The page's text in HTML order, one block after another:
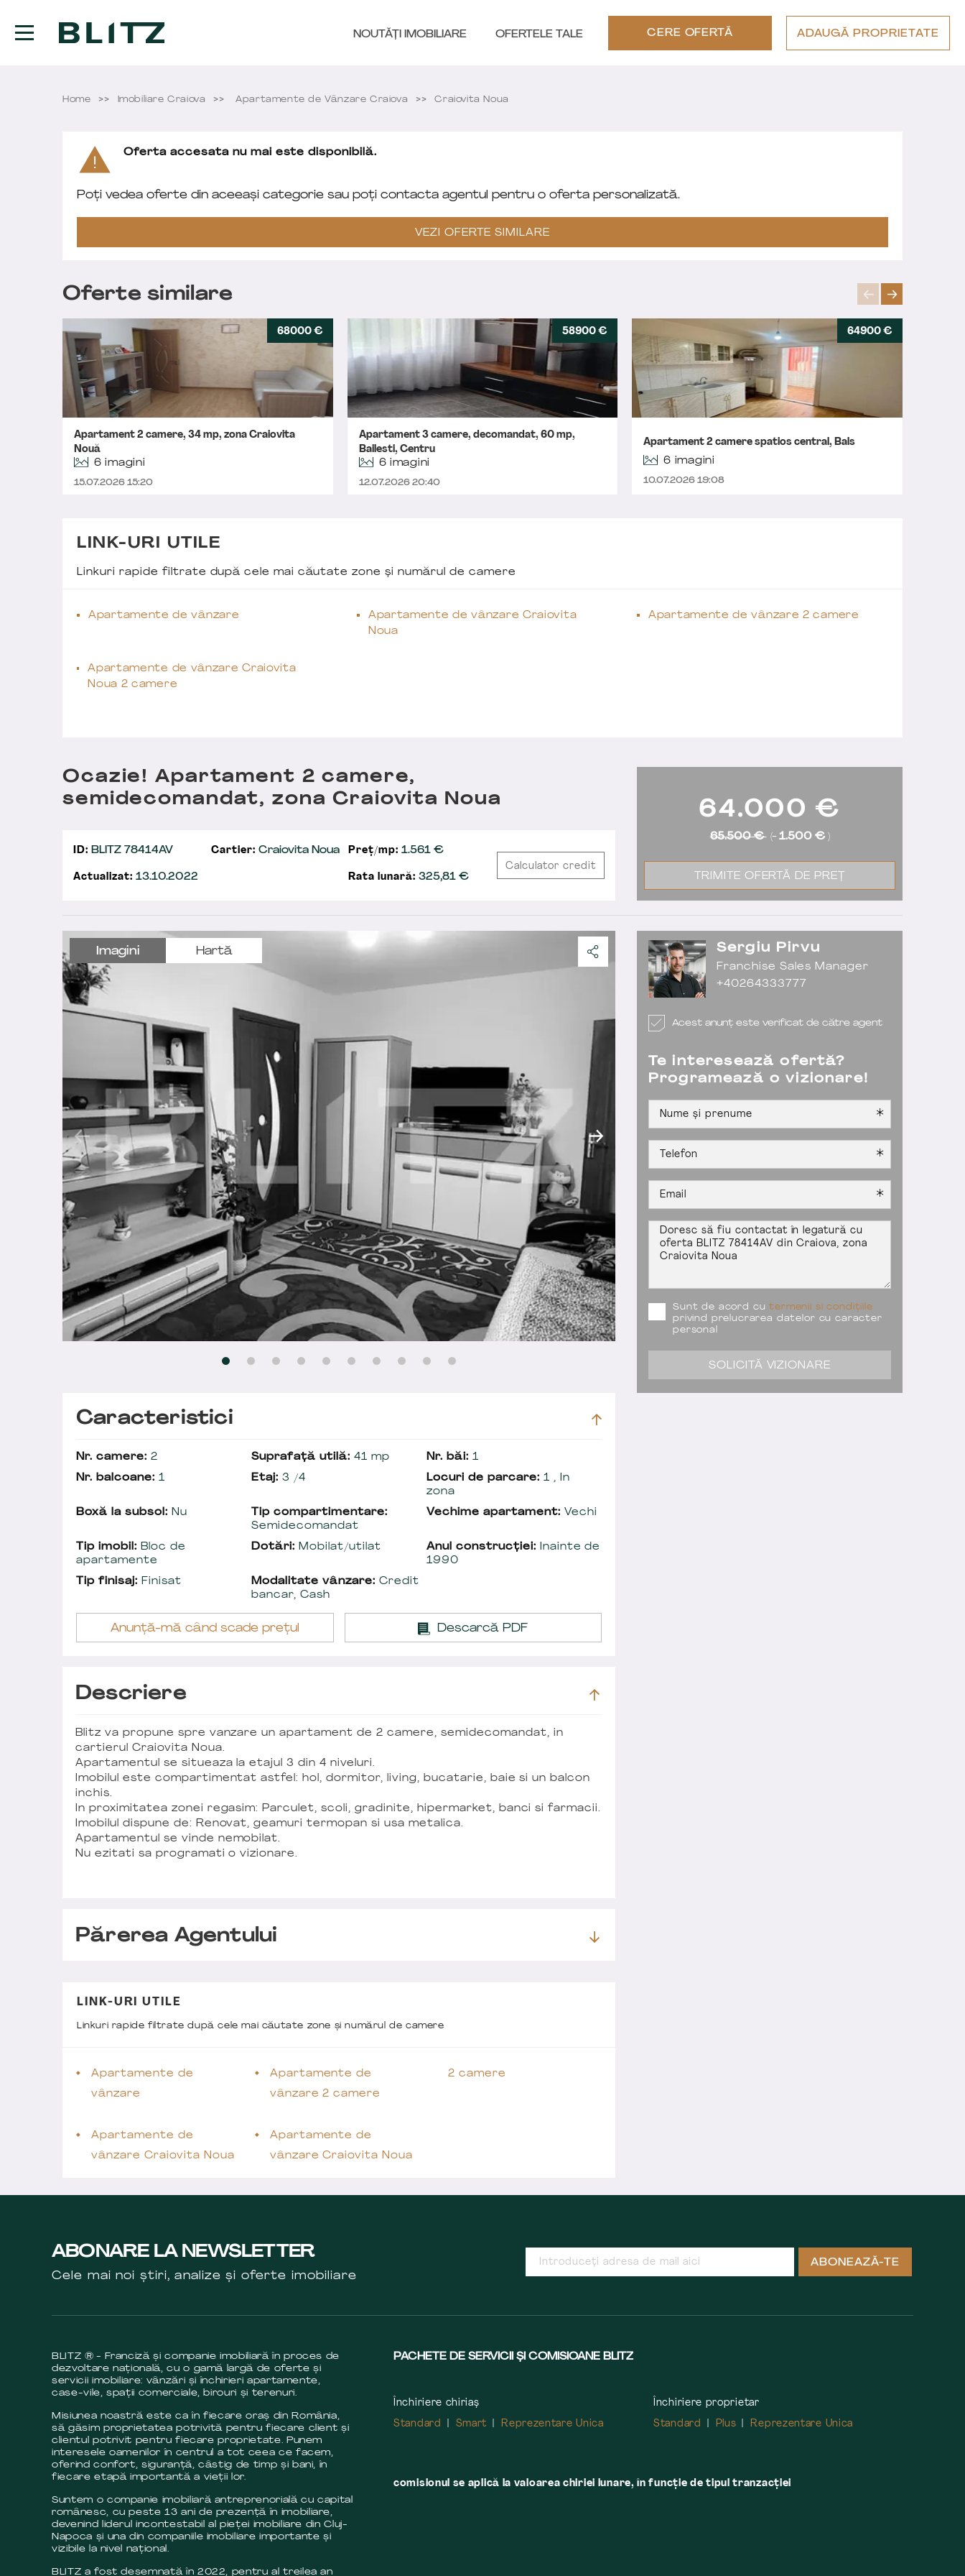
NOUTĂȚI IMOBILIARE OFERTELE TALE CERE OFERTĂ ADAUGĂ PROPRIETATE
Home Imobiliare Craiova Apartamente de Vânzare Craiova Craiovita Noua
Oferta accesata nu mai este disponibilă.
Poți vedea oferte din aceeași categorie sau poți contacta agentul pentru o oferta personalizată.
VEZI OFERTE SIMILARE
Oferte similare
68000 €
Apartament 2 camere, 34 mp, zona Craiovita
Nouă
6 imagini
15.07.2026 15:20
58900 €
Apartament 3 camere, decomandat, 60 mp,
Bailesti, Centru
6 imagini
12.07.2026 20:40
64900 €
Apartament 2 camere spatios central, Bals
6 imagini
10.07.2026 19:08
LINK-URI UTILE
Linkuri rapide filtrate după cele mai căutate zone și numărul de camere
Apartamente de vânzare
Apartamente de vânzare Craiovita
Noua
Apartamente de vânzare 2 camere
Apartamente de vânzare Craiovita
Noua 2 camere
Imagini Hartă
Ocazie! Apartament 2 camere,
semidecomandat, zona Craiovita Noua
ID: BLITZ 78414AV Cartier: Craiovita Noua Preț/mp: 1.561 €
Actualizat: 13.10.2022 Rata lunară:325,81 €
Calculator credit
Sergiu Pirvu
Franchise Sales Manager
+40264333777
Acest anunț este verificat de către agent
Te interesează ofertă?
Programează o vizionare!
Sunt de acord cutermenii si condițiile
privind prelucrarea datelor cu caracter
personal
SOLICITĂ VIZIONARE
64.000 €
65.500 € (- 1.500 €)
TRIMITE OFERTĂ DE PREȚ
Caracteristici
Nr. camere: 2 Suprafață utilă: 41 mp Nr. băi: 1
Nr. balcoane: 1 Etaj: 3 /4 Locuri de parcare: 1 , In
zona
Boxă la subsol: Nu
Tip compartimentare:
Semidecomandat
Vechime apartament: Vechi
Tip imobil: Bloc de
apartamente
Dotări: Mobilat/utilat Anul construcției: Inainte de
1990
Tip finisaj: Finisat Modalitate vânzare: Credit
bancar, Cash
Anunță-mă când scade prețul Descarcă PDF
Descriere
Blitz va propune spre vanzare un apartament de 2 camere, semidecomandat, in
cartierul Craiovita Noua.
Apartamentul se situeaza la etajul 3 din 4 niveluri.
Imobilul este compartimentat astfel: hol, dormitor, living, bucatarie, baie si un balcon
inchis.
In proximitatea zonei regasim: Parculet, scoli, gradinite, hipermarket, banci si farmacii.
Imobilul dispune de: Renovat, geamuri termopan si usa metalica.
Apartamentul se vinde nemobilat.
Nu ezitati sa programati o vizionare.
Părerea Agentului
LINK-URI UTILE
Linkuri rapide filtrate după cele mai căutate zone și numărul de camere
Apartamente de
vânzare
Apartamente de
vânzare Craiovita Noua
Apartamente de
vânzare 2 camere
Apartamente de
vânzare Craiovita Noua
2 camere
ABONARE LA NEWSLETTER
Cele mai noi știri, analize și oferte imobiliare
ABONEAZĂ-TE
BLITZ ® - Franciză și companie imobiliară în proces de
dezvoltare națională, cu o gamă largă de oferte și
servicii imobiliare: vânzări și închirieri apartamente,
case-vile, spații comerciale, birouri și terenuri.
Misiunea noastră este ca în fiecare oraș din România,
să găsim proprietatea potrivită pentru fiecare client și
clientul potrivit pentru fiecare proprietate. Punem
interesele oamenilor în centrul a tot ceea ce facem,
oferind confort, siguranță, câstig de timp și bani, în
fiecare etapă importantă a vieții lor.
Suntem o companie imobiliară antreprenorială cu capital
românesc, cu peste 13 ani de prezență în imobiliare,
devenind liderul incontestabil al pieței imobiliare din Cluj-
Napoca și una din companiile imobiliare importante și
vizibile la nivel național.
BLITZ a fost desemnată în 2022, pentru al treilea an
PACHETE DE SERVICII ȘI COMISIOANE BLITZ
Închiriere chiriaș
Standard
Smart Reprezentare Unica
Închiriere proprietar
Standard
Plus Reprezentare Unica
comisionul se aplică la valoarea chiriei lunare, în funcție de tipul tranzacției